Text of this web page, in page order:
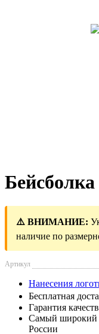
⚠️ ВНИМАНИЕ:
наличие по
Артикул
Нанесения
Бесплатная
Гарантия
Самый широкий
России